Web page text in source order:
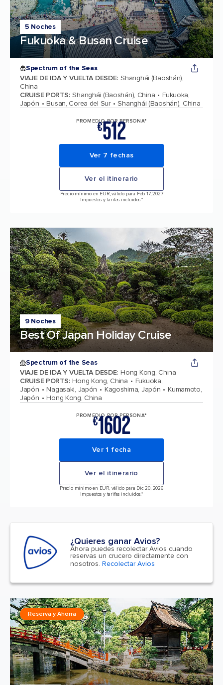
5 Noches
Fukuoka & Busan Cruise
Spectrum of the Seas
VIAJE DE IDA Y VUELTA DESDE: Shanghái (Baoshán),
China
CRUISE PORTS: Shanghái (Baoshán), China
Fukuoka,
Japón
Busan, Corea del Sur Shanghái (Baoshán), China
PROMEDIO POR PERSONA*
€512
Ver 7 fechas
Ver el itinerario
Precio mínimo en EUR, válido para Feb 17, 2027
Impuestos y tarifas incluidos.*
9 Noches
Best Of Japan Holiday Cruise
Spectrum of the Seas
VIAJE DE IDA Y VUELTA DESDE: Hong Kong, China
CRUISE PORTS: Hong Kong, China
Fukuoka,
Japón
Nagasaki, Japón Kagoshima, Japón
Kumamoto,
Japón
Hong Kong, China
PROMEDIO POR PERSONA*
€1602
Ver 1 fecha
Ver el itinerario
Precio mínimo en EUR, válido para Dic 20, 2026
Impuestos y tarifas incluidos.*
¿Quieres ganar Avios?
Ahora puedes recolectar Avios cuando
reservas un crucero directamente con
nosotros. Recolectar Avios
Reserva y Ahorra